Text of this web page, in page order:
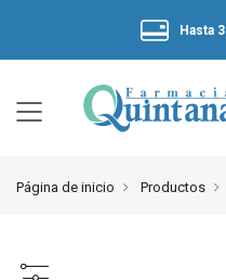
Hasta
Página de inicio Productos